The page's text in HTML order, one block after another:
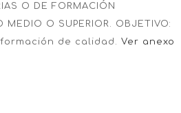
O DE FORMACIÓN
MEDIO O SUPERIOR. OBJETIVO:
de calidad. Ver anexo